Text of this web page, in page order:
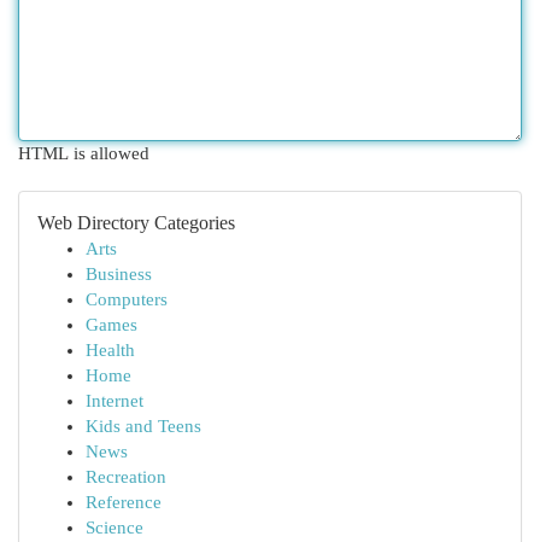
HTML is allowed
Web Directory Categories
Arts
Business
Computers
Games
Health
Home
Internet
Kids and Teens
News
Recreation
Reference
Science